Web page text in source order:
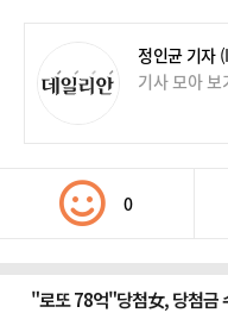
정인균 기자
기사 모아 보
0